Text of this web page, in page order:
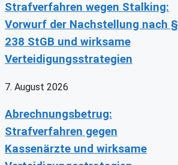
Strafverfahren wegen Stalking:
Vorwurf der Nachstellung nach §
238 StGB und wirksame
Verteidigungsstrategien
7. August 2026
Abrechnungsbetrug:
Strafverfahren gegen
Kassenärzte und wirksame